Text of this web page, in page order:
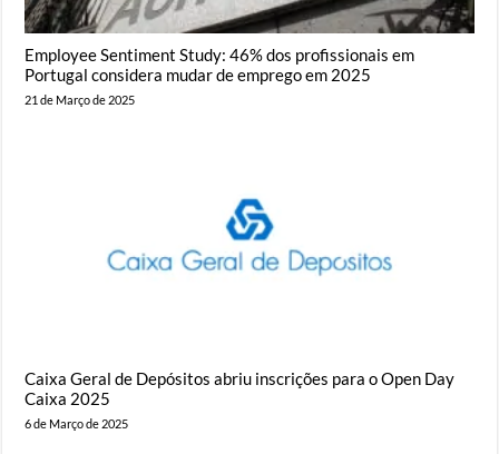
Employee Sentiment Study: 46% dos profissionais em
Portugal considera mudar de emprego em 2025
21 de Março de 2025
Caixa Geral de Depósitos abriu inscrições para o Open Day
Caixa 2025
6 de Março de 2025